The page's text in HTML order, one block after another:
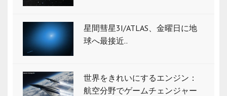
星間彗星3I/ATLAS、金曜日に地
球へ最接近..
世界をきれいにするエンジン：
航空分野でゲームチェンジャー